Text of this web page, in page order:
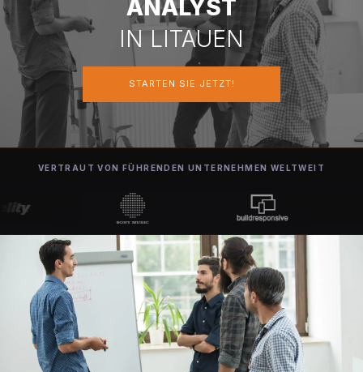
STARTEN SIE JETZT
ANALYST
IN LITAUEN
STARTEN SIE JETZT!
VERTRAUT VON FÜHRENDEN UNTERNEHMEN WELTWEIT